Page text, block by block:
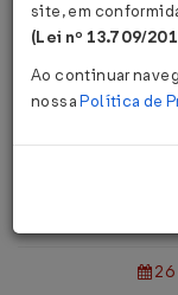
Página Inicial
26
site, em
(Lei nº 13.709/
Ao continuar
nossaPolítica de